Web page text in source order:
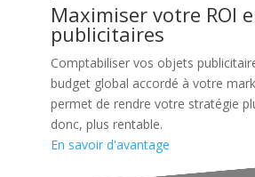
Maximiser votre ROI
publicitaires
Comptabiliser vos objets
budget global accordé à votre
permet de rendre votre stratégie
donc, plus rentable.
En savoir d'avantage